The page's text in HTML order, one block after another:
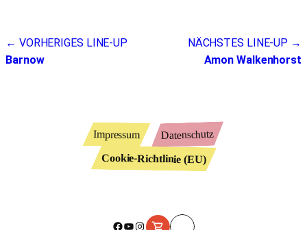
Beitragsnavigation
← VORHERIGES LINE-UP
Barnow
NÄCHSTES LINE-UP →
Amon Walkenhorst
Impressum Datenschutz
Cookie-Richtlinie (EU)